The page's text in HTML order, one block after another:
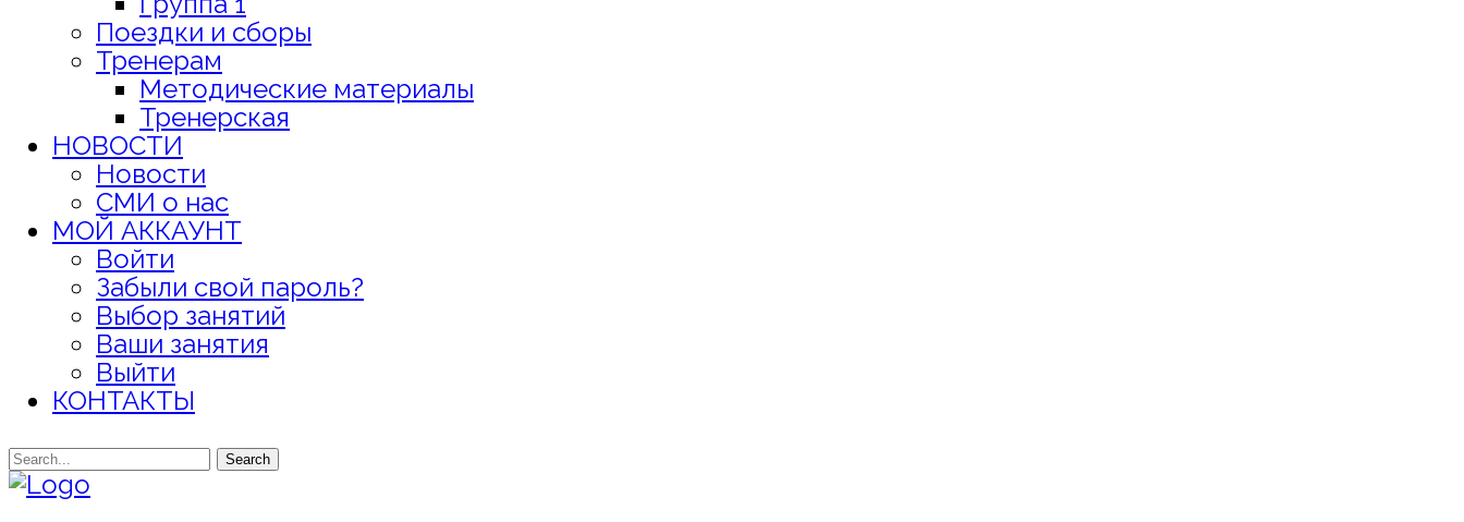
Поездки и сборы
Тренерам
Методические материалы
Тренерская
НОВОСТИ
Новости
СМИ о нас
МОЙ АККАУНТ
Войти
Забыли свой пароль?
Выбор занятий
Ваши занятия
Выйти
КОНТАКТЫ
Search